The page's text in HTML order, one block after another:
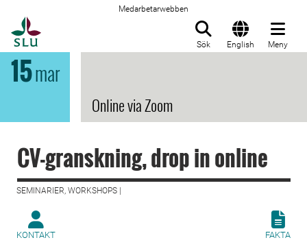
Medarbetarwebben
Sök English Meny
15mar
Online via Zoom
CV-granskning, drop in online
SEMINARIER, WORKSHOPS |
KONTAKT FAKTA